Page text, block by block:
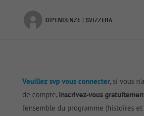
Veuillez svp vous connecter, si vous
de compte, inscrivez-vous
l’ensemble du programme (histoires